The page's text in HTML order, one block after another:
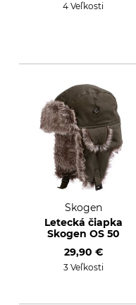
4 Veľkosti
Skogen
Letecká čiapka
Skogen OS 50
29,90 €
3 Veľkosti